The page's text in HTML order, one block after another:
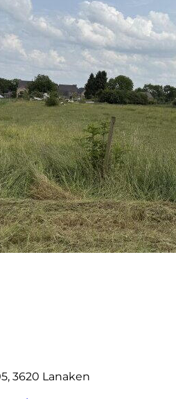
3620 Lanaken